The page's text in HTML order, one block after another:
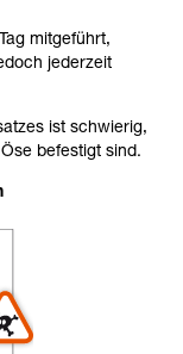
haben.
setzt eine
spezielles
mit
den
bevor
mitgeführt,
jederzeit
ist schwierig,
befestigt sind.